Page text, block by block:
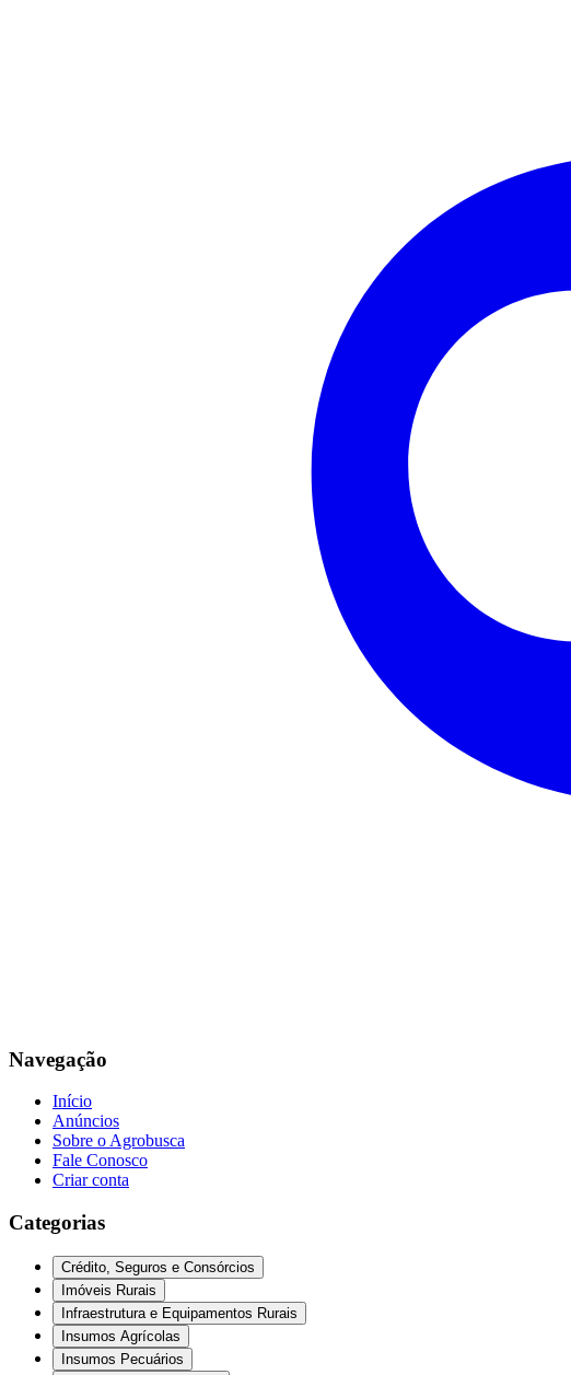
Navegação
Início
Anúncios
Sobre o Agrobusca
Fale Conosco
Criar conta
Categorias
Crédito, Seguros e Consórcios
Imóveis Rurais
Infraestrutura e Equipamentos Rurais
Insumos Agrícolas
Insumos Pecuários